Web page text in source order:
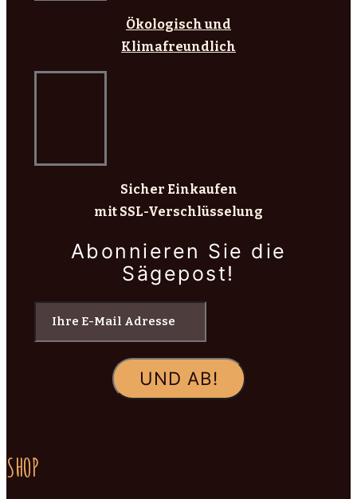
Ökologisch und
Klimafreundlich
Sicher Einkaufen
mit SSL-Verschlüsselung
Abonnieren Sie die
Sägepost!
SHOP